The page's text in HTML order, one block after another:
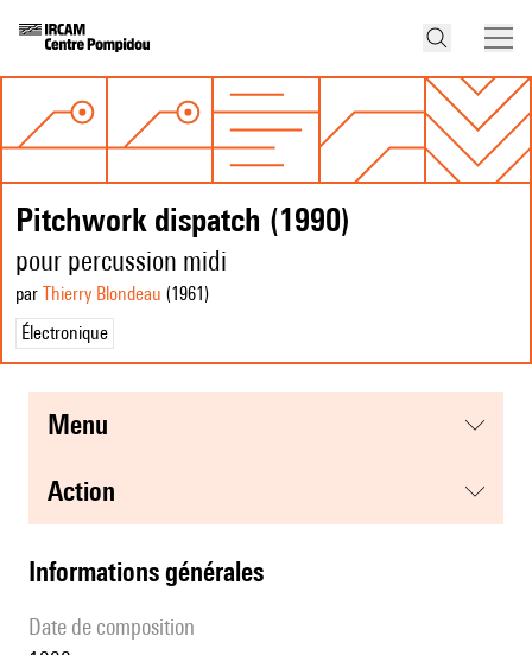
Pitchwork dispatch (1990)
pour percussion midi
par Thierry Blondeau (1961 )
Électronique
menu
action
informations générales
date de composition